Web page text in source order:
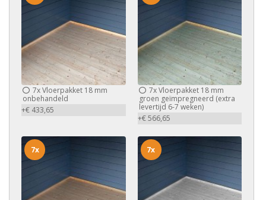
7xVloerpakket 18 mm
onbehandeld
+€ 433,65
7xVloerpakket 18 mm
groen geïmpregneerd (extra
levertijd 6-7 weken)
+€ 566,65
7x 7x